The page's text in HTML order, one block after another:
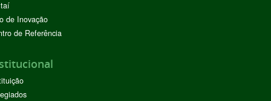
de Inovação
de Referência